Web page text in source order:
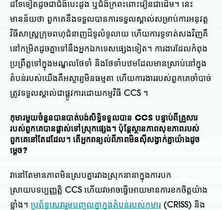
ដទៃទៀតដូចជាជំងឺបេះដូង ឬជំងឺក្រពះពោះវៀនជាដើម។ នេះ
មានន័យថា ពួកគេនឹងទទួលបានការទទួលស្គាល់សម្រាប់ការអនុវត្ត
វិធីសាស្រ្តក្រុមពហុជំនាញដ៏ទូលំទូលាយ ហើយការទូទាត់សងវិញគឺ
នៅកម្រិតដូចគ្នាទៅនឹងអ្នកឯកទេសផ្សេងទៀត។ ការងារដែលកំពុង
ប្រព្រឹត្តទៅក្នុងមណ្ឌលថែទាំ និងថែទាំបឋមដែលមានស្រាប់នៅក្នុង
តំបន់របស់យើងគឺអស្ចារ្យមិនធម្មតា ហើយការងាររបស់ពួកគេចាំបាច់
ត្រូវទទួលស្គាល់ជាផ្លូវការដោយកម្មវិធី CCS ។
កុមារមួយចំនួនបានបាត់បង់សិទ្ធិទទួលបាន CCS បន្ទាប់ពីគ្រួសារ
របស់ពួកគេបានផ្លាស់ទៅស្រុកផ្សេង។ ប៉ុន្តែស្ថានភាពសុខភាពរបស់
ពួកគេនៅតែដដែល។ តើអ្នកពន្យល់ពីភាពមិនស៊ីសង្វាក់គ្នាយ៉ាងដូច
ម្តេច?
វានៅតែមានភាពមិនស្របគ្នារវាងស្រុកនានាក្នុងការបក
ស្រាយបទប្បញ្ញត្តិ CCS ហើយវាអាចធ្វើអោយមានការខកចិត្តយ៉ាង
ខ្លាំង។ ប្រព័ន្ធសេវារួមបញ្ចូលគ្នាក្នុងតំបន់របស់កុមារ (CRISS) និង